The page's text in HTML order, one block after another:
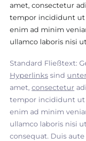
amet, consectetur
tempor incididunt ut
enim ad minim
ullamco laboris nisi
Standard Fließtext:
Hyperlinks sind
amet, consectetur
tempor incididunt ut
enim ad minim
ullamco laboris nisi
consequat. Duis